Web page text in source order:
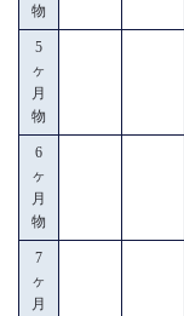
物
5
ヶ
月
物
6
ヶ
月
物
7
ヶ
月